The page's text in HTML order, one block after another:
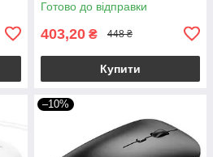
Готово до відправки
403,20 ₴ 448 ₴
Купити
–10%